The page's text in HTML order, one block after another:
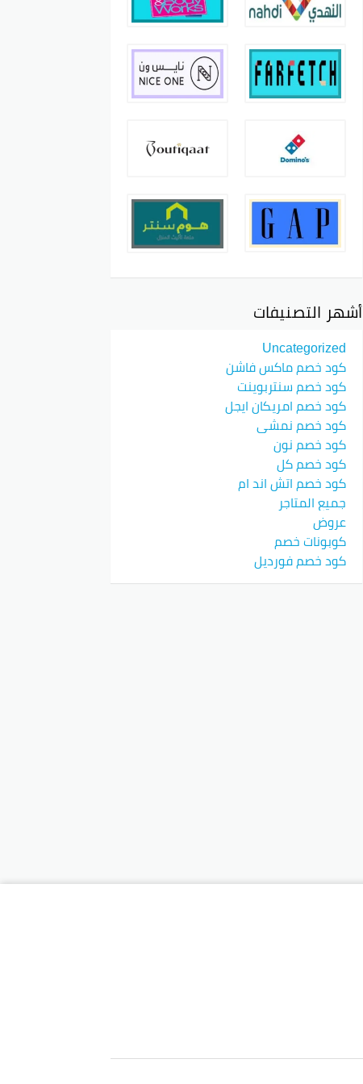
أشهر التصنيفات
Uncategorized
كود خصم ماكس فاشن
كود خصم سنتربوينت
كود خصم امريكان ايجل
كود خصم نمشي
كود خصم نون
كود خصم كل
كود خصم اتش اند ام
جميع المتاجر
عروض
كوبونات خصم
كود خصم فورديل